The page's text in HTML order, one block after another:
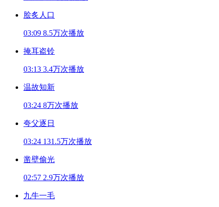
脍炙人口
03:09 8.5万次播放
掩耳盗铃
03:13 3.4万次播放
温故知新
03:24 8万次播放
夸父逐日
03:24 131.5万次播放
凿壁偷光
02:57 2.9万次播放
九牛一毛